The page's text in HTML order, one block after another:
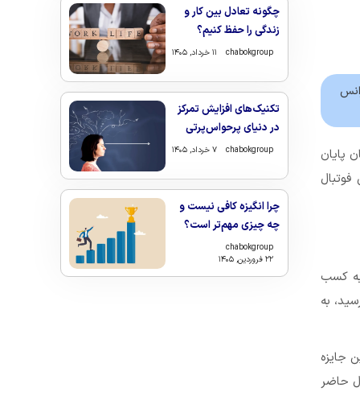
پایان
فوتبال
به کسب
به
طلای ۲۰۱۸ گفت: بردن این جایزه
حاضر
چگونه تعادل بین کار و
زندگی را حفظ کنیم؟
chabokgroup ۱۱ خرداد, ۱۴۰۵
تکنیک‌های افزایش تمرکز
در دنیای پرحواس‌پرتی
chabokgroup ۷ خرداد, ۱۴۰۵
چرا انگیزه کافی نیست و
چه چیزی مهم‌تر است؟
chabokgroup
۲۲ فروردین, ۱۴۰۵